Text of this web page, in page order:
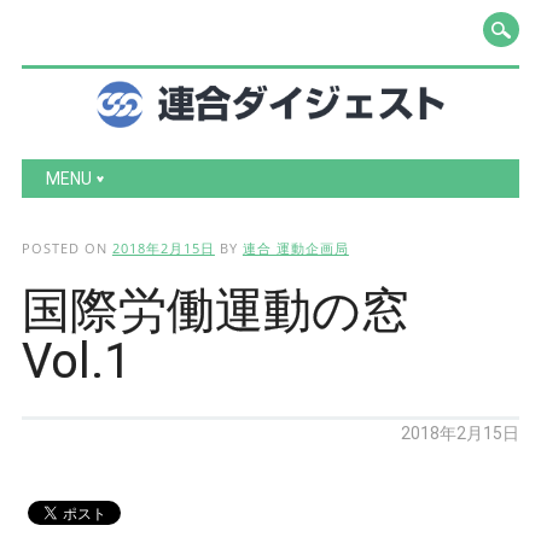
Main menu
Skip to content
MENU
POSTED ON 2018年2月15日 BY 連合 運動企画局
国際労働運動の窓
Vol.1
2018年2月15日